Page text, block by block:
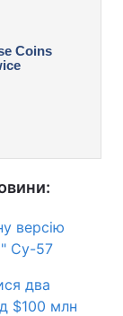
версію
Су-57
два
$100 млн